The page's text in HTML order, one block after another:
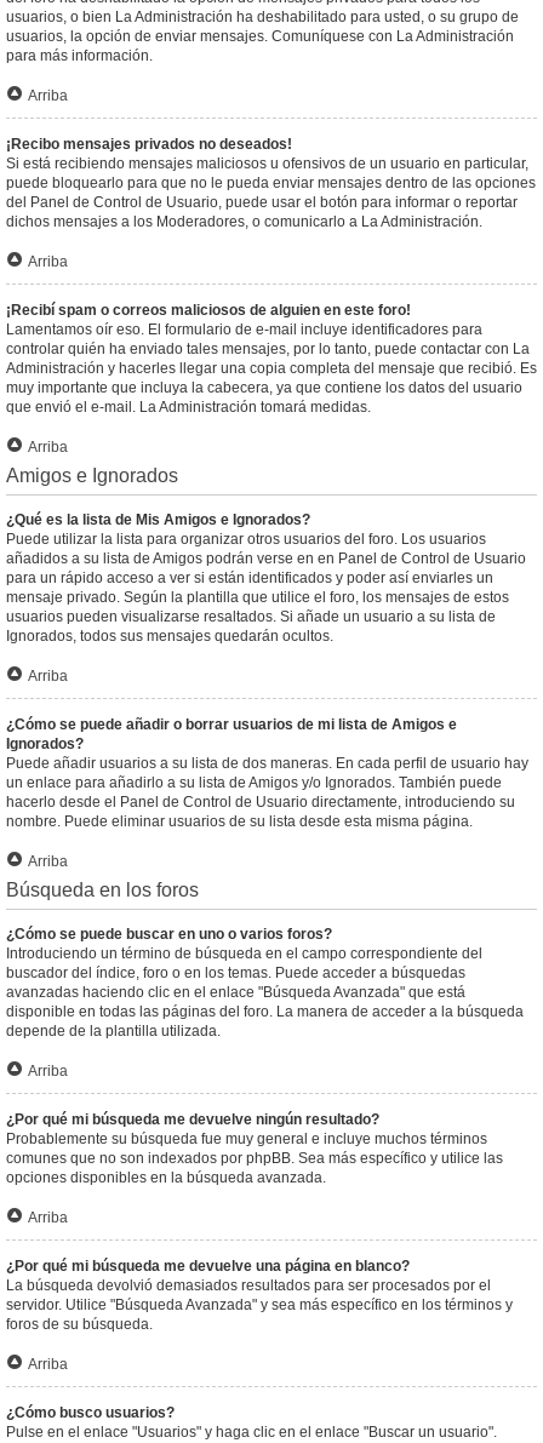
usuarios, o bien La Administración ha deshabilitado para usted, o su grupo de
usuarios, la opción de enviar mensajes. Comuníquese con La Administración
para más información.
Arriba
¡Recibo mensajes privados no deseados!
Si está recibiendo mensajes maliciosos u ofensivos de un usuario en particular,
puede bloquearlo para que no le pueda enviar mensajes dentro de las opciones
del Panel de Control de Usuario, puede usar el botón para informar o reportar
dichos mensajes a los Moderadores, o comunicarlo a La Administración.
Arriba
¡Recibí spam o correos maliciosos de alguien en este foro!
Lamentamos oír eso. El formulario de e-mail incluye identificadores para
controlar quién ha enviado tales mensajes, por lo tanto, puede contactar con La
Administración y hacerles llegar una copia completa del mensaje que recibió. Es
muy importante que incluya la cabecera, ya que contiene los datos del usuario
que envió el e-mail. La Administración tomará medidas.
Arriba
Amigos e Ignorados
¿Qué es la lista de Mis Amigos e Ignorados?
Puede utilizar la lista para organizar otros usuarios del foro. Los usuarios
añadidos a su lista de Amigos podrán verse en en Panel de Control de Usuario
para un rápido acceso a ver si están identificados y poder así enviarles un
mensaje privado. Según la plantilla que utilice el foro, los mensajes de estos
usuarios pueden visualizarse resaltados. Si añade un usuario a su lista de
Ignorados, todos sus mensajes quedarán ocultos.
Arriba
¿Cómo se puede añadir o borrar usuarios de mi lista de Amigos e
Ignorados?
Puede añadir usuarios a su lista de dos maneras. En cada perfil de usuario hay
un enlace para añadirlo a su lista de Amigos y/o Ignorados. También puede
hacerlo desde el Panel de Control de Usuario directamente, introduciendo su
nombre. Puede eliminar usuarios de su lista desde esta misma página.
Arriba
Búsqueda en los foros
¿Cómo se puede buscar en uno o varios foros?
Introduciendo un término de búsqueda en el campo correspondiente del
buscador del índice, foro o en los temas. Puede acceder a búsquedas
avanzadas haciendo clic en el enlace "Búsqueda Avanzada" que está
disponible en todas las páginas del foro. La manera de acceder a la búsqueda
depende de la plantilla utilizada.
Arriba
¿Por qué mi búsqueda me devuelve ningún resultado?
Probablemente su búsqueda fue muy general e incluye muchos términos
comunes que no son indexados por phpBB. Sea más específico y utilice las
opciones disponibles en la búsqueda avanzada.
Arriba
¿Por qué mi búsqueda me devuelve una página en blanco?
La búsqueda devolvió demasiados resultados para ser procesados por el
servidor. Utilice "Búsqueda Avanzada" y sea más específico en los términos y
foros de su búsqueda.
Arriba
¿Cómo busco usuarios?
Pulse en el enlace "Usuarios" y haga clic en el enlace "Buscar un usuario".